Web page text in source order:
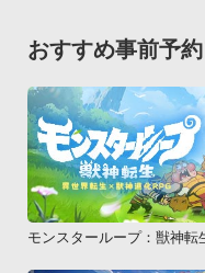
おすすめ事前予
モンスターループ：獣神転